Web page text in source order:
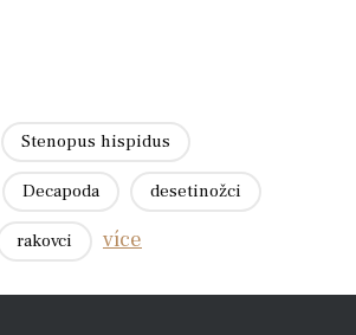
Stenopus hispidus
Decapoda desetinožci
rakovci více